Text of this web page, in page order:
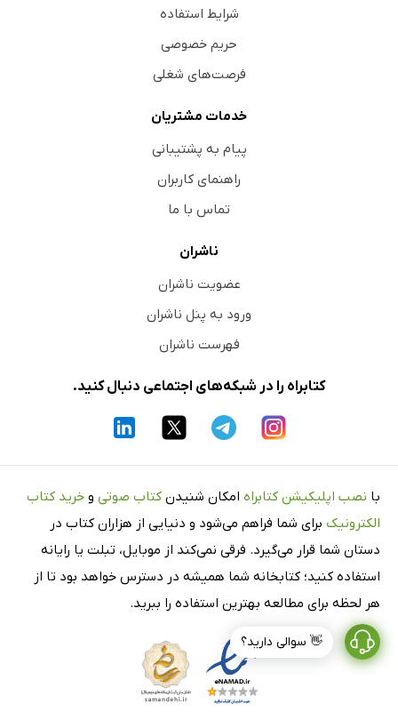
👋 سوالی دارید؟
شرایط استفاده
حریم خصوصی
فرصت‌های شغلی
خدمات مشتریان
پیام به پشتیبانی
راهنمای کاربران
تماس با ما
ناشران
عضویت ناشران
ورود به پنل ناشران
فهرست ناشران
کتابراه را در شبکه‌های اجتماعی دنبال کنید.
با نصب اپلیکیشن کتابراه امکان شنیدن کتاب صوتی و خرید کتاب
الکترونیک برای شما فراهم می‌شود و دنیایی از هزاران کتاب در
دستان شما قرار می‌گیرد. فرقی نمی‌کند از موبایل، تبلت یا رایانه
استفاده کنید؛ کتابخانه شما همیشه در دسترس خواهد بود تا از
هر لحظه برای مطالعه بهترین استفاده را ببرید.